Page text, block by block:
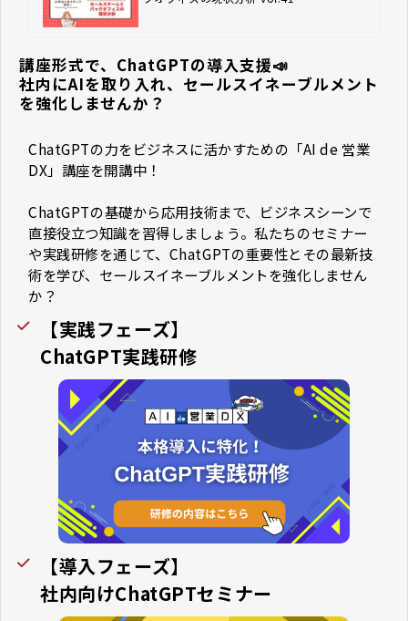
講座形式で、ChatGPTの導入支援📣
社内にAIを取り入れ、セールスイネーブルメント
を強化しませんか？
ChatGPTの力をビジネスに活かすための「AI de 営業
DX」講座を開講中！
ChatGPTの基礎から応用技術まで、ビジネスシーンで
直接役立つ知識を習得しましょう。私たちのセミナー
や実践研修を通じて、ChatGPTの重要性とその最新技
術を学び、セールスイネーブルメントを強化しません
か？
【導入フェーズ】
社内向けChatGPTセミナー
【実践フェーズ】
ChatGPT実践研修